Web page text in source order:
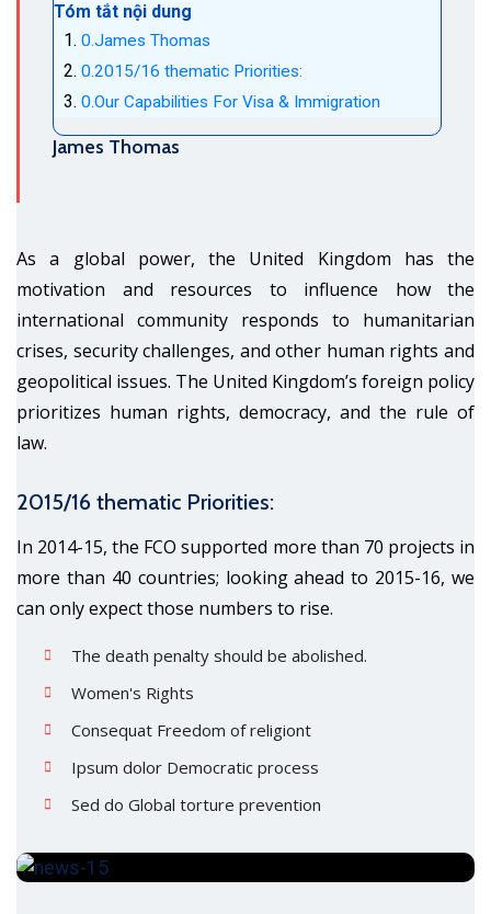
Tóm tắt nội dung
James Thomas
2015/16 thematic Priorities:
Our Capabilities For Visa & Immigration
James Thomas
As a global power, the United Kingdom has the
motivation and resources to influence how the
international community responds to humanitarian
crises, security challenges, and other human rights and
geopolitical issues. The United Kingdom’s foreign policy
prioritizes human rights, democracy, and the rule of
law.
2015/16 thematic Priorities:
In 2014-15, the FCO supported more than 70 projects in
more than 40 countries; looking ahead to 2015-16, we
can only expect those numbers to rise.
The death penalty should be abolished.
Women's Rights
Consequat Freedom of religiont
Ipsum dolor Democratic process
Sed do Global torture prevention